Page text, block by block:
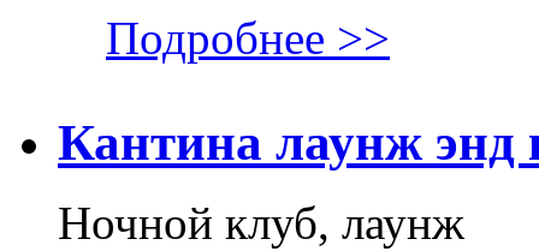
Подробнее >>
Кантина лаунж энд
Ночной клуб, лаунж